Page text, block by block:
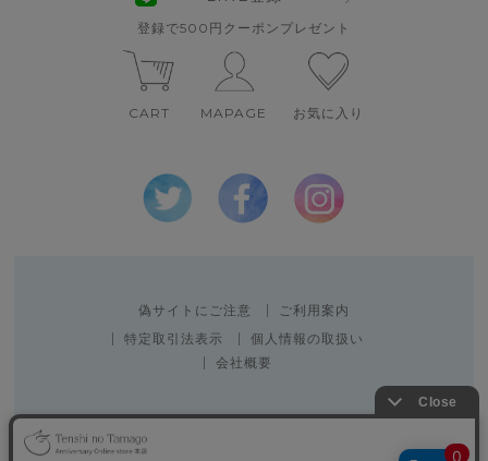
登録で500円クーポンプレゼント
CART MAPAGE お気に入り
偽サイトにご注意
ご利用案内
特定取引法表示
個人情報の取扱い
会社概要
Copyright 2010 SPACE CREATOR CO.,LTD.